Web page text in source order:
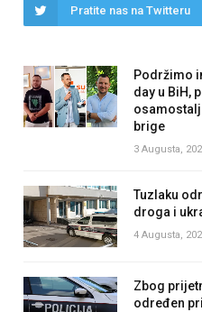
Pratite nas na Twitteru
Podržimo
day u BiH,
brige
3 Augusta,
Tuzlaku
droga i
4 Augusta,
Zbog
određen